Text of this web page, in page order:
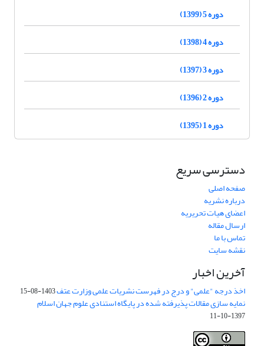
دوره 5 (1399)
دوره 4 (1398)
دوره 3 (1397)
دوره 2 (1396)
دوره 1 (1395)
دسترسی سریع
صفحه اصلی
درباره نشریه
اعضای هیات تحریریه
ارسال مقاله
تماس با ما
نقشه سایت
آخرین اخبار
اخذ درجه "علمی" و درج در فهرست نشریات علمی وزارت عتف1403-08-15
نمایه سازی مقالات پذیرفته شده در پایگاه استنادی علوم جهان اسلام
1397-10-11